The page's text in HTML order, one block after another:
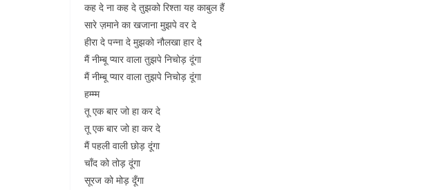
कह दे ना कह दे तुझको रिश्ता यह काबुल हैं
सारे ज़माने का खजाना मुझपे वर दे
हीरा दे पन्ना दे मुझको नौलखा हार दे
मैं नीम्बू प्यार वाला तुझपे निचोड़ दूंगा
मैं नीम्बू प्यार वाला तुझपे निचोड़ दूंगा
हम्म्म
तू एक बार जो हा कर दे
तू एक बार जो हा कर दे
मैं पहली वाली छोड़ दूंगा
चाँद को तोड़ दूंगा
सूरज को मोड़ दूँगा